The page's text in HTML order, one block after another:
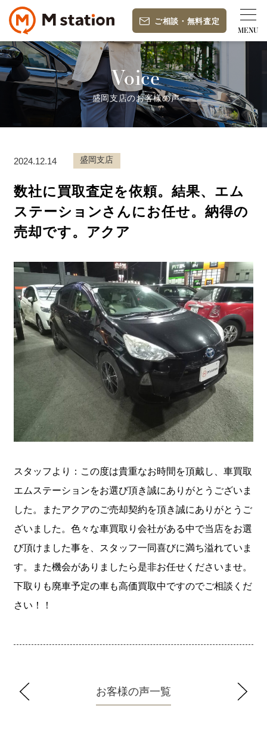
ご相談 ・ 無料査定
Voice
盛岡支店のお客様の声
2024.12.14 盛岡支店
数社に買取査定を依頼。結果、エム
ステーションさんにお任せ。納得の
売却です。アクア
スタッフより：この度は貴重なお時間を頂戴し、車買取
エムステーションをお選び頂き誠にありがとうございま
した。またアクアのご売却契約を頂き誠にありがとうご
ざいました。色々な車買取り会社がある中で当店をお選
び頂けました事を、スタッフ一同喜びに満ち溢れていま
す。また機会がありましたら是非お任せくださいませ。
下取りも廃車予定の車も高価買取中ですのでご相談くだ
さい！！
お客様の声一覧